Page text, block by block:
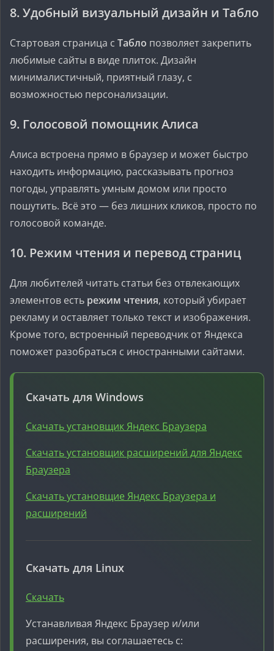
8. Удобный визуальный дизайн и Табло
Стартовая страница с Табло позволяет закрепить
любимые сайты в виде плиток. Дизайн
минималистичный, приятный глазу, с
возможностью персонализации.
9. Голосовой помощник Алиса
Алиса встроена прямо в браузер и может быстро
находить информацию, рассказывать прогноз
погоды, управлять умным домом или просто
пошутить. Всё это — без лишних кликов, просто по
голосовой команде.
10. Режим чтения и перевод страниц
Для любителей читать статьи без отвлекающих
элементов есть режим чтения, который убирает
рекламу и оставляет только текст и изображения.
Кроме того, встроенный переводчик от Яндекса
поможет разобраться с иностранными сайтами.
Скачать для Windows
Скачать установщик Яндекс Браузера
Скачать установщик расширений для Яндекс
Браузера
Скачать установщие Яндекс Браузера и
расширений
Скачать для Linux
Скачать
Устанавливая Яндекс Браузер и/или
расширения, вы соглашаетесь с: